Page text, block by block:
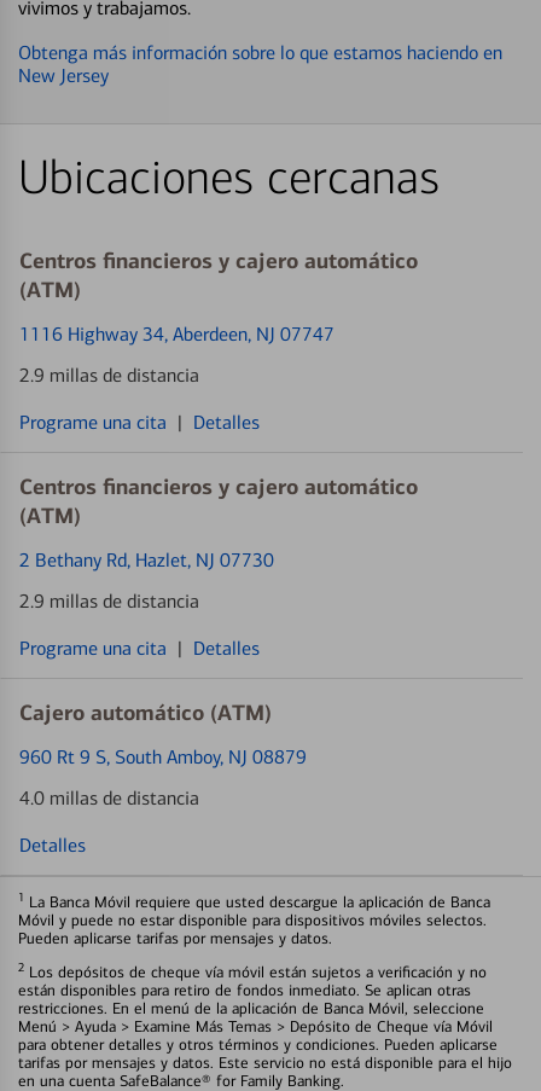
vivimos y trabajamos.
Obtenga más información sobre lo que estamos haciendo en
New Jersey
Ubicaciones cercanas
Centros financieros y cajero automático
(ATM)
1116 Highway 34, Aberdeen, NJ 07747
2.9 millas de distancia
Programe una cita | Detalles
Centros financieros y cajero automático
(ATM)
2 Bethany Rd, Hazlet, NJ 07730
2.9 millas de distancia
Programe una cita | Detalles
Cajero automático (ATM)
960 Rt 9 S, South Amboy, NJ 08879
4.0 millas de distancia
Detalles
1 La Banca Móvil requiere que usted descargue la aplicación de Banca
Móvil y puede no estar disponible para dispositivos móviles selectos.
Pueden aplicarse tarifas por mensajes y datos.
2 Los depósitos de cheque vía móvil están sujetos a verificación y no
están disponibles para retiro de fondos inmediato. Se aplican otras
restricciones. En el menú de la aplicación de Banca Móvil, seleccione
Menú > Ayuda > Examine Más Temas > Depósito de Cheque vía Móvil
para obtener detalles y otros términos y condiciones. Pueden aplicarse
tarifas por mensajes y datos. Este servicio no está disponible para el hijo
en una cuenta SafeBalance® for Family Banking.